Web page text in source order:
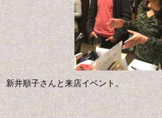
新井順子さんと来店イベント。